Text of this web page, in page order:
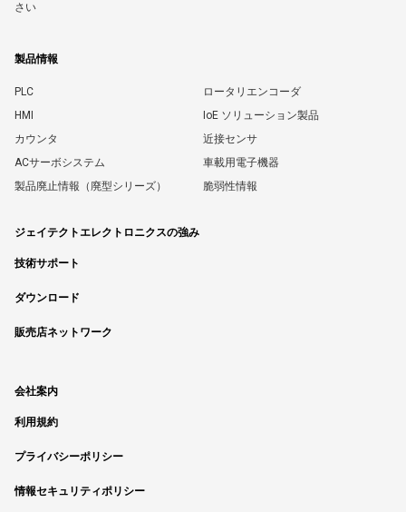
さい
製品情報
PLC
ロータリエンコーダ
HMI
IoE ソリューション製品
カウンタ
近接センサ
ACサーボシステム
車載用電子機器
製品廃止情報（廃型シリーズ）
脆弱性情報
ジェイテクトエレクトロニクスの強み
技術サポート
ダウンロード
販売店ネットワーク
会社案内
利用規約
プライバシーポリシー
情報セキュリティポリシー